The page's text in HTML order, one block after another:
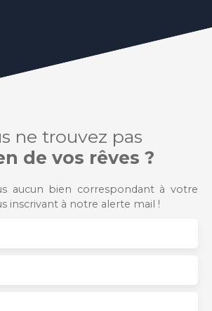
ne trouvez pas
de vos rêves ?
aucun bien correspondant à votre
inscrivant à notre alerte mail !